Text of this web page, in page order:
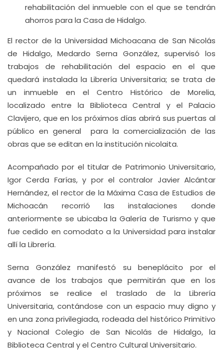
rehabilitación del inmueble con el que se tendrán
ahorros para la Casa de Hidalgo.
El rector de la Universidad Michoacana de San Nicolás
de Hidalgo, Medardo Serna González, supervisó los
trabajos de rehabilitación del espacio en el que
quedará instalada la Librería Universitaria; se trata de
un inmueble en el Centro Histórico de Morelia,
localizado entre la Biblioteca Central y el Palacio
Clavijero, que en los próximos días abrirá sus puertas al
público en general para la comercialización de las
obras que se editan en la institución nicolaita.
Acompañado por el titular de Patrimonio Universitario,
Igor Cerda Farías, y por el contralor Javier Alcántar
Hernández, el rector de la Máxima Casa de Estudios de
Michoacán recorrió las instalaciones donde
anteriormente se ubicaba la Galería de Turismo y que
fue cedido en comodato a la Universidad para instalar
allí la Librería.
Serna González manifestó su beneplácito por el
avance de los trabajos que permitirán que en los
próximos se realice el traslado de la Librería
Universitaria, contándose con un espacio muy digno y
en una zona privilegiada, rodeada del histórico Primitivo
y Nacional Colegio de San Nicolás de Hidalgo, la
Biblioteca Central y el Centro Cultural Universitario.